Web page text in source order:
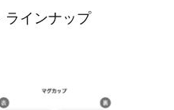
ラインナップ